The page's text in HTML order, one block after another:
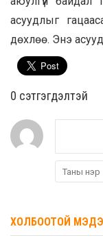
асуудлыг
дөхлөө. Энэ
0 cэтгэгдэлтэй
ХОЛБООТОЙ